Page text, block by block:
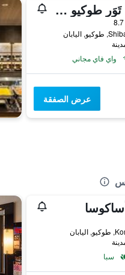
ذا برينس بارك تَوَر طوكيو - الفنادق والمنتجعات المفضلة، مجموعة فنادق إل في إكس
واي فاي مجاني
عرض الصفقة
سبا